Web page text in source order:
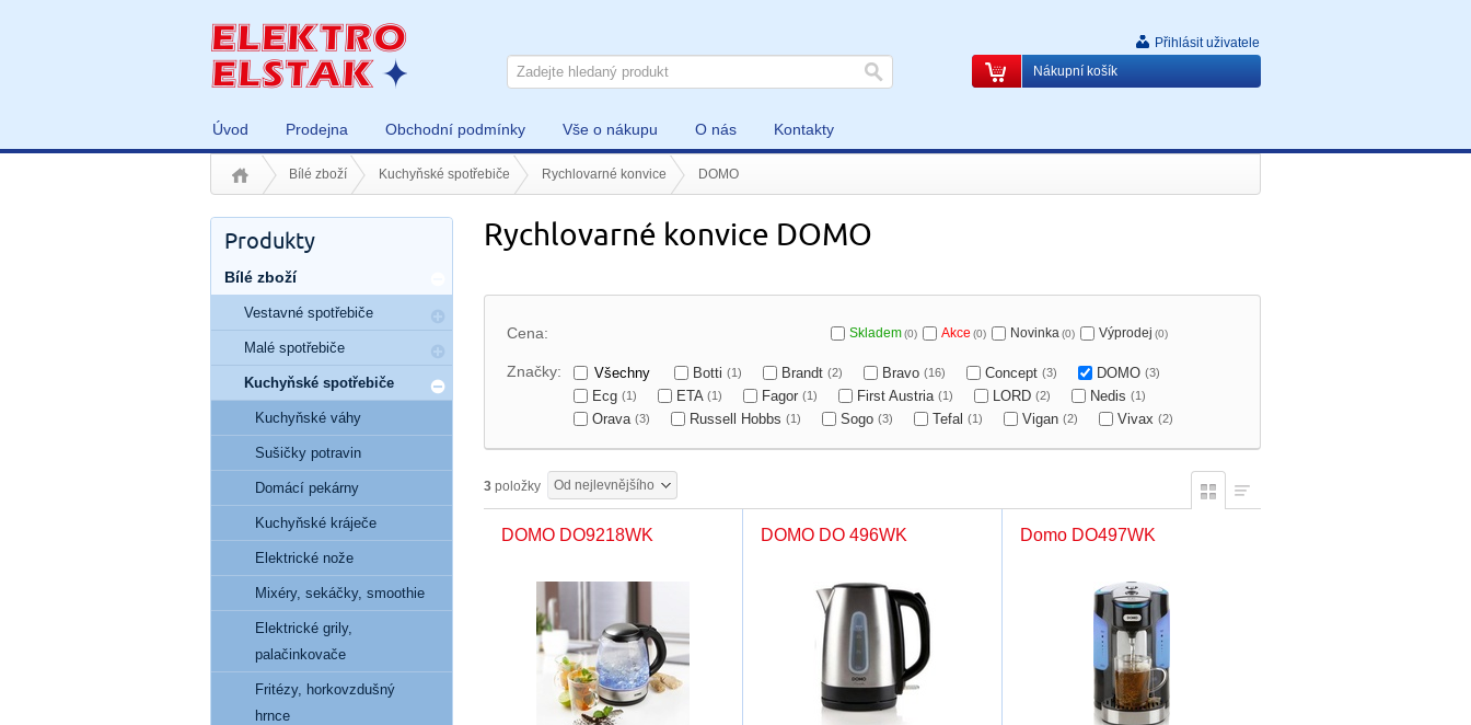
Úvod Prodejna Obchodní podmínky Vše o nákupu O nás Kontakty
Přihlásit uživatele
Nákupní košík
Bílé zboží Kuchyňské spotřebiče Rychlovarné konvice DOMO
Rychlovarné konvice DOMO
Cena: Skladem(0) Akce (0) Novinka(0) Výprodej (0)
Značky: Všechny Botti (1) Brandt (2) Bravo (16) Concept (3) DOMO (3)
Ecg (1) ETA (1) Fagor (1) First Austria (1) LORD (2) Nedis (1)
Orava (3) Russell Hobbs (1) Sogo (3) Tefal (1) Vigan (2) Vivax (2)
3 položky Od nejlevnějšího
DOMO DO9218WK DOMO DO 496WK Domo DO497WK
Produkty
Bílé zboží
Vestavné spotřebiče
Malé spotřebiče
Kuchyňské spotřebiče
Kuchyňské váhy
Sušičky potravin
Domácí pekárny
Kuchyňské kráječe
Elektrické nože
Mixéry, sekáčky, smoothie
Elektrické grily,
palačinkovače
Fritézy, horkovzdušný
hrnce